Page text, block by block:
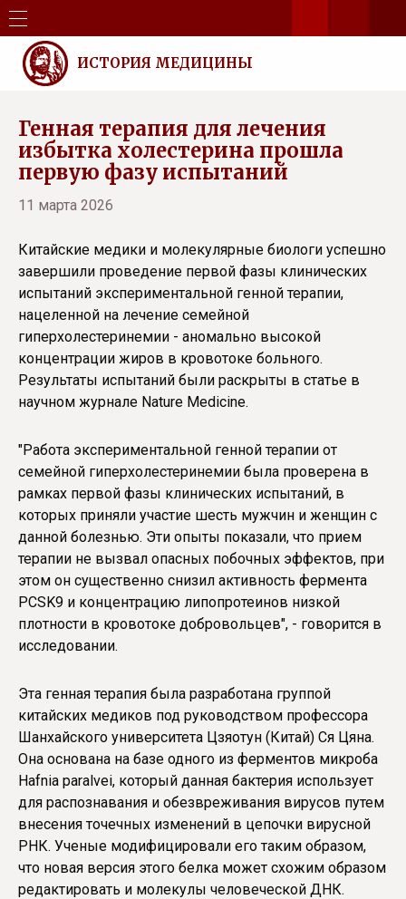
ИСТОРИЯ МЕДИЦИНЫ
Генная терапия для лечения
избытка холестерина прошла
первую фазу испытаний
11 марта 2026
Китайские медики и молекулярные биологи успешно
завершили проведение первой фазы клинических
испытаний экспериментальной генной терапии,
нацеленной на лечение семейной
гиперхолестеринемии - аномально высокой
концентрации жиров в кровотоке больного.
Результаты испытаний были раскрыты в статье в
научном журнале Nature Medicine.
"Работа экспериментальной генной терапии от
семейной гиперхолестеринемии была проверена в
рамках первой фазы клинических испытаний, в
которых приняли участие шесть мужчин и женщин с
данной болезнью. Эти опыты показали, что прием
терапии не вызвал опасных побочных эффектов, при
этом он существенно снизил активность фермента
PCSK9 и концентрацию липопротеинов низкой
плотности в кровотоке добровольцев", - говорится в
исследовании.
Эта генная терапия была разработана группой
китайских медиков под руководством профессора
Шанхайского университета Цзяотун (Китай) Ся Цяна.
Она основана на базе одного из ферментов микроба
Hafnia paralvei, который данная бактерия использует
для распознавания и обезвреживания вирусов путем
внесения точечных изменений в цепочки вирусной
РНК. Ученые модифицировали его таким образом,
что новая версия этого белка может схожим образом
редактировать и молекулы человеческой ДНК.